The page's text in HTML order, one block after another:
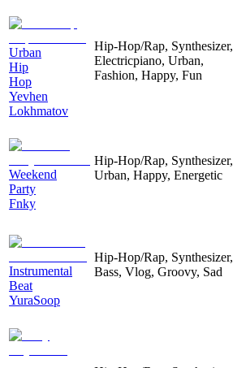
Urban
Hip
Hop
Yevhen
Lokhmatov
Hip-Hop/Rap, Synthesizer,
Electricpiano, Urban,
Fashion, Happy, Fun
Weekend
Party
Fnky
Hip-Hop/Rap, Synthesizer,
Urban, Happy, Energetic
Instrumental
Beat
YuraSoop
Hip-Hop/Rap, Synthesizer,
Bass, Vlog, Groovy, Sad